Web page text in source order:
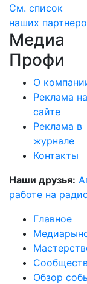
См. список
наших
Медиа
Профи
О
Реклама на
сайте
Реклама в
журнале
Контакты
Наши друзья:
работе на
Главное
Обзор